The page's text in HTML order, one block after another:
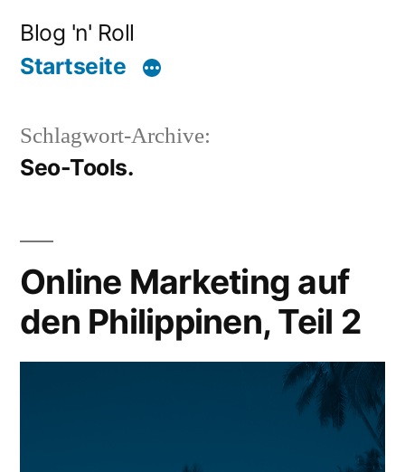
Inhalt
Blog 'n' Roll
Startseite
Schlagwort-Archive:
Seo-Tools.
Online Marketing auf
den Philippinen, Teil 2